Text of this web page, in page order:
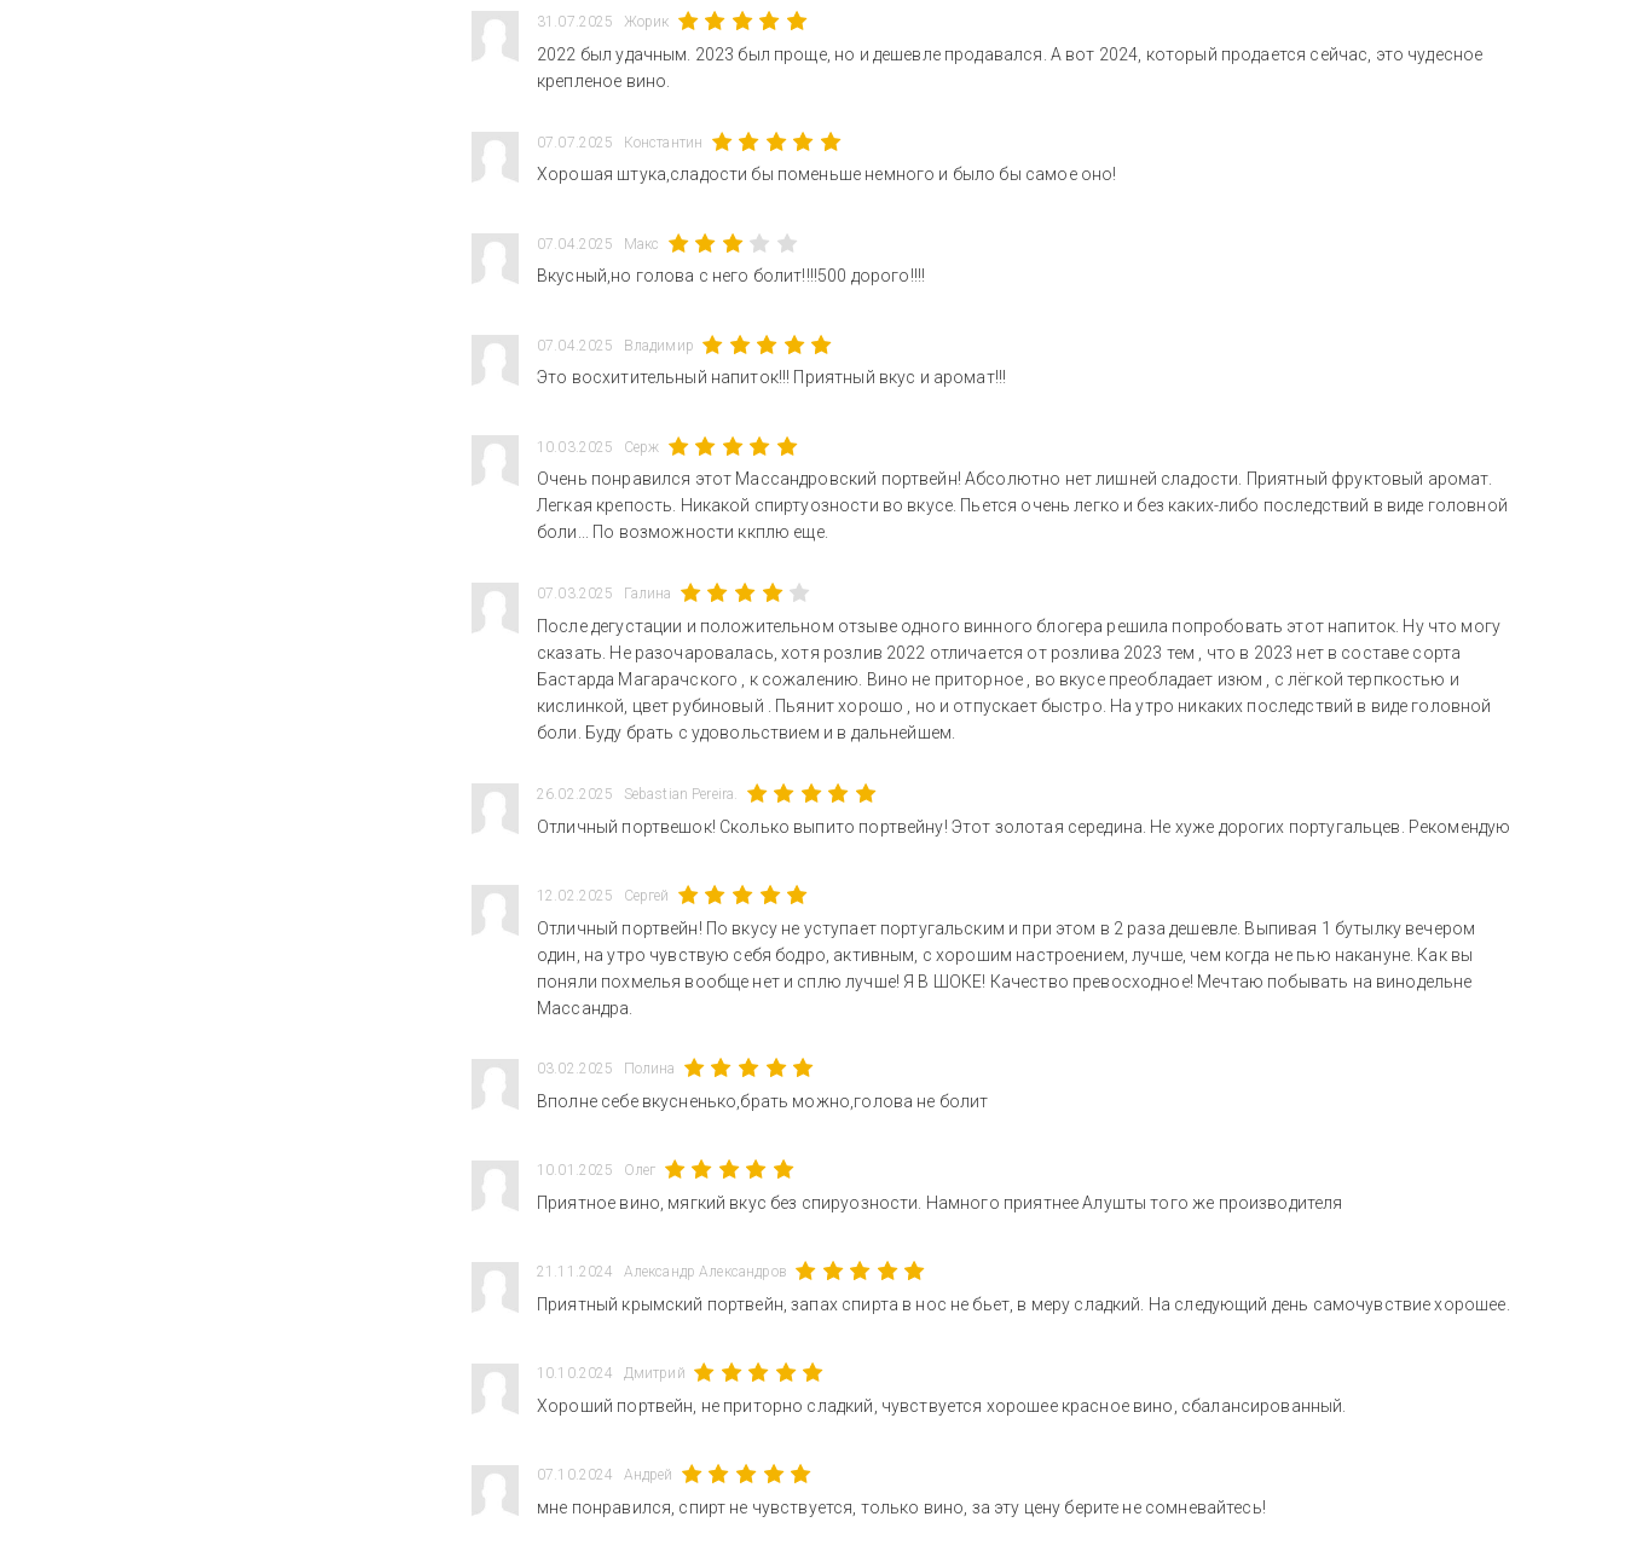
31.07.2025 Жорик
2022 был удачным. 2023 был проще, но и дешевле продавался. А вот 2024, который продается сейчас, это чудесное
крепленое вино.
07.07.2025 Константин
Хорошая штука,сладости бы поменьше немного и было бы самое оно!
07.04.2025 Макс
Вкусный,но голова с него болит!!!!500 дорого!!!!
07.04.2025 Владимир
Это восхитительный напиток!!! Приятный вкус и аромат!!!
10.03.2025 Серж
Очень понравился этот Массандровский портвейн! Абсолютно нет лишней сладости. Приятный фруктовый аромат.
Легкая крепость. Никакой спиртуозности во вкусе. Пьется очень легко и без каких-либо последствий в виде головной
боли... По возможности ккплю еще.
07.03.2025 Галина
После дегустации и положительном отзыве одного винного блогера решила попробовать этот напиток. Ну что могу
сказать. Не разочаровалась, хотя розлив 2022 отличается от розлива 2023 тем , что в 2023 нет в составе сорта
Бастарда Магарачского , к сожалению. Вино не приторное , во вкусе преобладает изюм , с лёгкой терпкостью и
кислинкой, цвет рубиновый . Пьянит хорошо , но и отпускает быстро. На утро никаких последствий в виде головной
боли. Буду брать с удовольствием и в дальнейшем.
26.02.2025 Sebastian Pereira.
Отличный портвешок! Сколько выпито портвейну! Этот золотая середина. Не хуже дорогих португальцев. Рекомендую
12.02.2025 Сергей
Отличный портвейн! По вкусу не уступает португальским и при этом в 2 раза дешевле. Выпивая 1 бутылку вечером
один, на утро чувствую себя бодро, активным, с хорошим настроением, лучше, чем когда не пью накануне. Как вы
поняли похмелья вообще нет и сплю лучше! Я В ШОКЕ! Качество превосходное! Мечтаю побывать на винодельне
Массандра.
03.02.2025 Полина
Вполне себе вкусненько,брать можно,голова не болит
10.01.2025 Олег
Приятное вино, мягкий вкус без спируозности. Намного приятнее Алушты того же производителя
21.11.2024 Александр Александров
Приятный крымский портвейн, запах спирта в нос не бьет, в меру сладкий. На следующий день самочувствие хорошее.
10.10.2024 Дмитрий
Хороший портвейн, не приторно сладкий, чувствуется хорошее красное вино, сбалансированный.
07.10.2024 Андрей
мне понравился, спирт не чувствуется, только вино, за эту цену берите не сомневайтесь!